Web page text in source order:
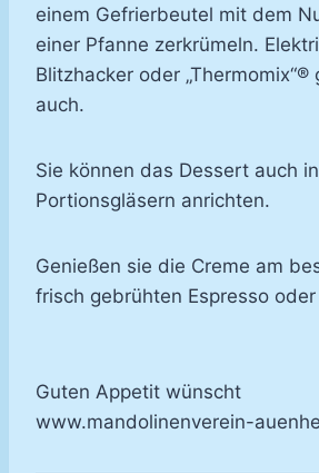
einem Gefrierbeutel mit dem
einer Pfanne zerkrümeln.
Blitzhacker oder
auch.
Sie können das Dessert auch
Portionsgläsern anrichten.
Genießen sie die Creme am
frisch gebrühten Espresso
Guten Appetit wünscht
www.mandolinenverein-